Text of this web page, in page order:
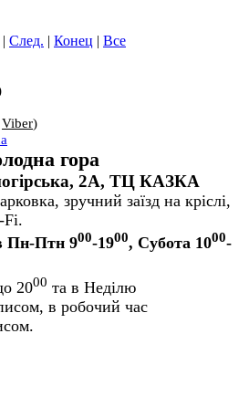
| След. | Конец | Все
Viber)
гора
2А, ТЦ КАЗКА
зручний заїзд на кріслі,
Fi.
Пн-Птн 900-1900, Субота 1000-
2000 та в Неділю
в робочий час